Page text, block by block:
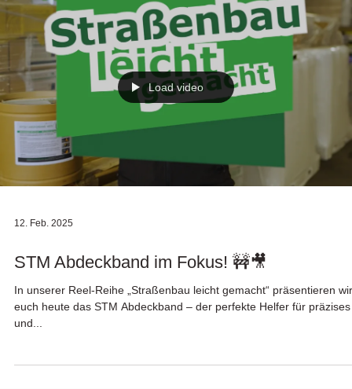
Load video
12. Feb. 2025
STM Abdeckband im Fokus! 🚧🎥
In unserer Reel-Reihe „Straßenbau leicht gemacht“ präsentieren wir
euch heute das STM Abdeckband – der perfekte Helfer für präzises
und...